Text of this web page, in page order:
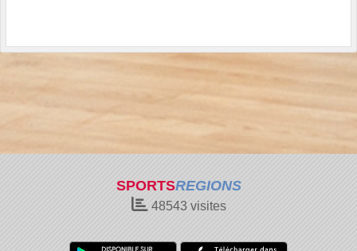
SPORTSREGIONS
48543visites